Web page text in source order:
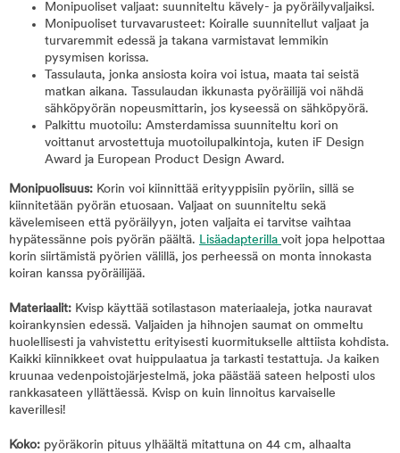
Monipuoliset valjaat: suunniteltu kävely- ja pyöräilyvaljaiksi.
Monipuoliset turvavarusteet: Koiralle suunnitellut valjaat ja
turvaremmit edessä ja takana varmistavat lemmikin
pysymisen korissa.
Tassulauta, jonka ansiosta koira voi istua, maata tai seistä
matkan aikana. Tassulaudan ikkunasta pyöräilijä voi nähdä
sähköpyörän nopeusmittarin, jos kyseessä on sähköpyörä.
Palkittu muotoilu: Amsterdamissa suunniteltu kori on
voittanut arvostettuja muotoilupalkintoja, kuten iF Design
Award ja European Product Design Award.
Monipuolisuus: Korin voi kiinnittää erityyppisiin pyöriin, sillä se
kiinnitetään pyörän etuosaan. Valjaat on suunniteltu sekä
kävelemiseen että pyöräilyyn, joten valjaita ei tarvitse vaihtaa
hypätessänne pois pyörän päältä. Lisäadapterilla voit jopa helpottaa
korin siirtämistä pyörien välillä, jos perheessä on monta innokasta
koiran kanssa pyöräilijää.
Materiaalit: Kvisp käyttää sotilastason materiaaleja, jotka nauravat
koirankynsien edessä. Valjaiden ja hihnojen saumat on ommeltu
huolellisesti ja vahvistettu erityisesti kuormitukselle alttiista kohdista.
Kaikki kiinnikkeet ovat huippulaatua ja tarkasti testattuja. Ja kaiken
kruunaa vedenpoistojärjestelmä, joka päästää sateen helposti ulos
rankkasateen yllättäessä. Kvisp on kuin linnoitus karvaiselle
kaverillesi!
Koko: pyöräkorin pituus ylhäältä mitattuna on 44 cm, alhaalta